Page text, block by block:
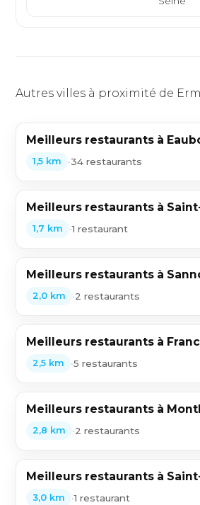
Autres villes à proximité de
Meilleurs restaurants à
1,5 km •34 restaurants
Meilleurs restaurants à
1,7 km •1 restaurant
Meilleurs restaurants à
2,0 km •2 restaurants
Meilleurs restaurants à
2,5 km •5 restaurants
Meilleurs restaurants à
2,8 km •2 restaurants
Meilleurs restaurants à
3,0 km •1 restaurant